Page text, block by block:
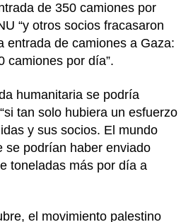
de 350 camiones por
“y otros socios fracasaron
entrada de camiones a Gaza:
camiones por día”.
humanitaria se podría
tan solo hubiera un esfuerzo
y sus socios. El mundo
se podrían haber enviado
toneladas más por día a
el movimiento palestino